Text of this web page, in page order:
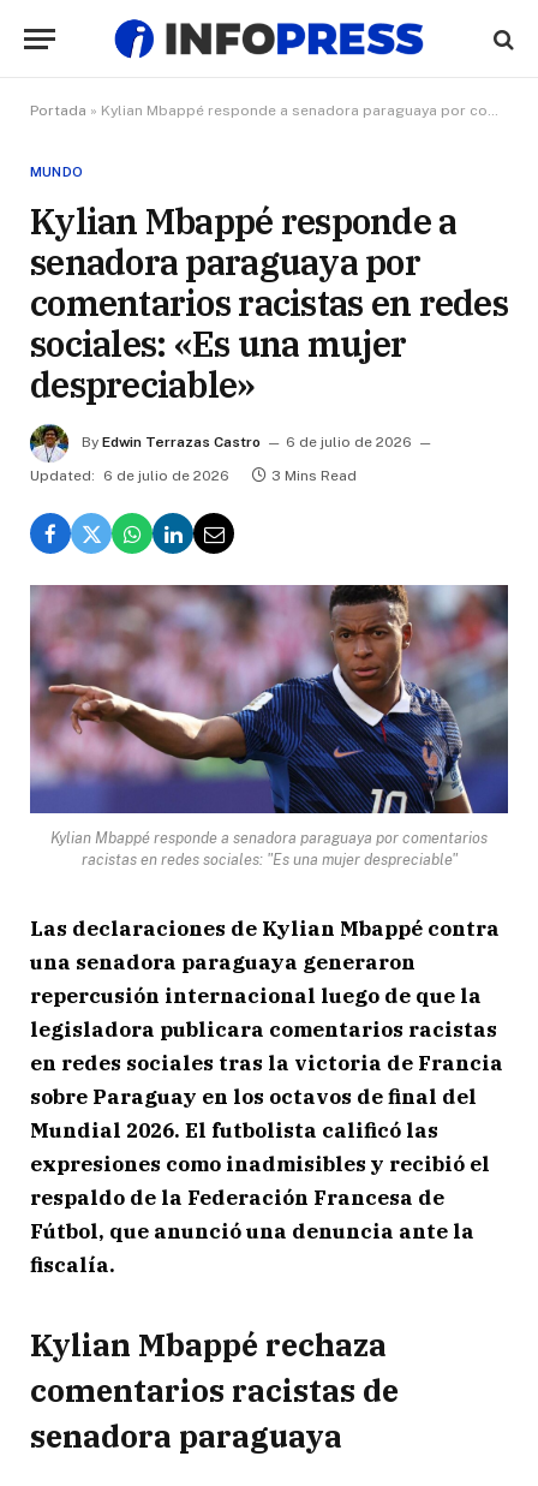
Portada » Kylian Mbappé responde a senadora paraguaya por comentarios racistas en redes sociales: «Es una mujer despreciable»
MUNDO
Kylian Mbappé responde a
senadora paraguaya por
comentarios racistas en redes
sociales: «Es una mujer
despreciable»
By Edwin Terrazas Castro
6 de julio de 2026
Updated:
6 de julio de 2026 3 Mins Read
Kylian Mbappé responde a senadora paraguaya por comentarios
racistas en redes sociales: "Es una mujer despreciable"
Las declaraciones de Kylian Mbappé contra
una senadora paraguaya generaron
repercusión internacional luego de que la
legisladora publicara comentarios racistas
en redes sociales tras la victoria de Francia
sobre Paraguay en los octavos de final del
Mundial 2026. El futbolista calificó las
expresiones como inadmisibles y recibió el
respaldo de la Federación Francesa de
Fútbol, que anunció una denuncia ante la
fiscalía.
Kylian Mbappé rechaza
comentarios racistas de
senadora paraguaya